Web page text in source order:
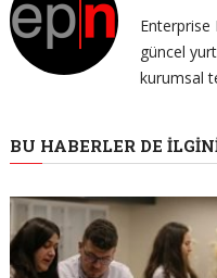
güncel
kurumsal
BU HABERLER DE